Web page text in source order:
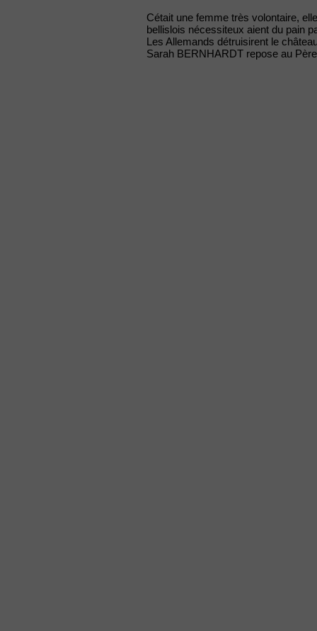
Cétait une femme très volontaire,
bellislois nécessiteux aient du pain
Les Allemands détruisirent le
Sarah BERNHARDT repose au